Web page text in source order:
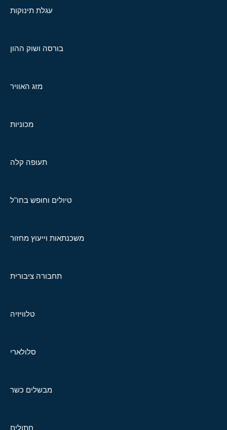
עגלת תינוקות
בורסה ושוק ההון
מזג האוויר
מכוניות
תעופה קלה
טיולים וחופש בחו"ל
משכנתאות וייעוץ מחזור
תחבורה ציבורית
טלוויזיה
סלולארי
מבשלים כשר
חתולים